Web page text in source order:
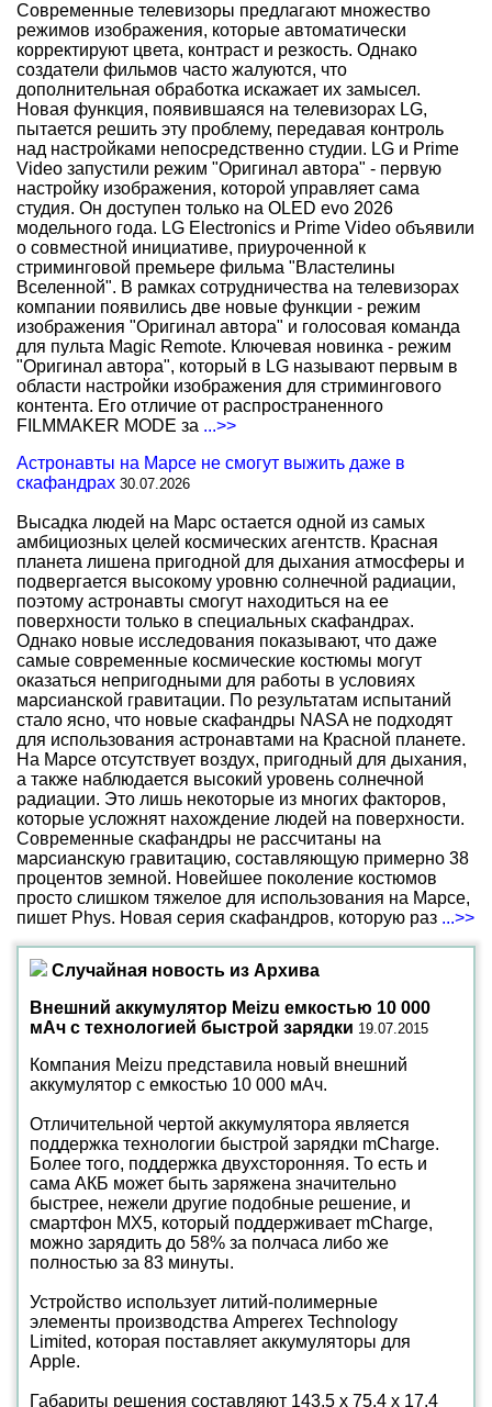
Современные телевизоры предлагают множество
режимов изображения, которые автоматически
корректируют цвета, контраст и резкость. Однако
создатели фильмов часто жалуются, что
дополнительная обработка искажает их замысел.
Новая функция, появившаяся на телевизорах LG,
пытается решить эту проблему, передавая контроль
над настройками непосредственно студии. LG и Prime
Video запустили режим "Оригинал автора" - первую
настройку изображения, которой управляет сама
студия. Он доступен только на OLED evo 2026
модельного года. LG Electronics и Prime Video объявили
о совместной инициативе, приуроченной к
стриминговой премьере фильма "Властелины
Вселенной". В рамках сотрудничества на телевизорах
компании появились две новые функции - режим
изображения "Оригинал автора" и голосовая команда
для пульта Magic Remote. Ключевая новинка - режим
"Оригинал автора", который в LG называют первым в
области настройки изображения для стримингового
контента. Его отличие от распространенного
FILMMAKER MODE за ...>>
Астронавты на Марсе не смогут выжить даже в
скафандрах 30.07.2026
Высадка людей на Марс остается одной из самых
амбициозных целей космических агентств. Красная
планета лишена пригодной для дыхания атмосферы и
подвергается высокому уровню солнечной радиации,
поэтому астронавты смогут находиться на ее
поверхности только в специальных скафандрах.
Однако новые исследования показывают, что даже
самые современные космические костюмы могут
оказаться непригодными для работы в условиях
марсианской гравитации. По результатам испытаний
стало ясно, что новые скафандры NASA не подходят
для использования астронавтами на Красной планете.
На Марсе отсутствует воздух, пригодный для дыхания,
а также наблюдается высокий уровень солнечной
радиации. Это лишь некоторые из многих факторов,
которые усложнят нахождение людей на поверхности.
Современные скафандры не рассчитаны на
марсианскую гравитацию, составляющую примерно 38
процентов земной. Новейшее поколение костюмов
просто слишком тяжелое для использования на Марсе,
пишет Phys. Новая серия скафандров, которую раз ...>>
Случайная новость из Архива
Внешний аккумулятор Meizu емкостью 10 000
мАч с технологией быстрой зарядки 19.07.2015
Компания Meizu представила новый внешний
аккумулятор с емкостью 10 000 мАч.
Отличительной чертой аккумулятора является
поддержка технологии быстрой зарядки mCharge.
Более того, поддержка двухсторонняя. То есть и
сама АКБ может быть заряжена значительно
быстрее, нежели другие подобные решение, и
смартфон MX5, который поддерживает mCharge,
можно зарядить до 58% за полчаса либо же
полностью за 83 минуты.
Устройство использует литий-полимерные
элементы производства Amperex Technology
Limited, которая поставляет аккумуляторы для
Apple.
Габариты решения составляют 143,5 х 75,4 х 17,4